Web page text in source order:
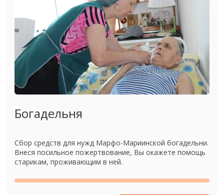
Богадельня
Сбор средств для нужд Марфо-Мариинской богадельни.
Внеся посильное пожертвование, Вы окажете помощь
старикам, проживающим в ней.